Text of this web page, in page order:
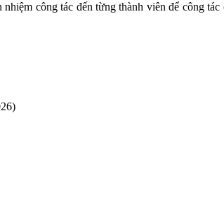
công tác đến từng thành viên để công